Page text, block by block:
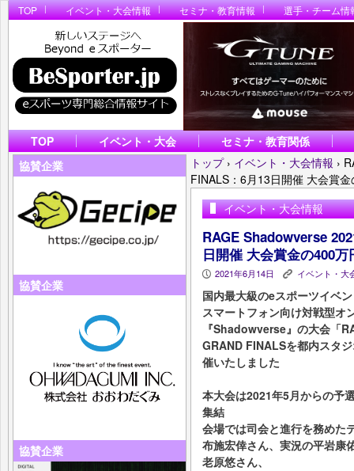
TOP イベント・大会情報 セミナ・教育情報 選手・チーム情
TOP イベント・大会
セミナ・教育関係
協賛企業
協賛企業
協賛企業
トップ › イベント・大会情報 ›
FINALS：6⽉13⽇開催 ⼤会賞
イベント・大会情報
RAGE Shadowverse
⽇開催 ⼤会賞⾦の400万
P 2021年6月14日 K イベント・大
国内最⼤級のeスポーツイベ
スマートフォン向け対戦型
『Shadowverse』の⼤会「
GRAND FINALSを都内スタ
催いたしました
本⼤会は2021年5⽉からの予
集結
会場では司会と進⾏を務めた
布施宏倖さん、実況の平岩康
⽼原悠さん、